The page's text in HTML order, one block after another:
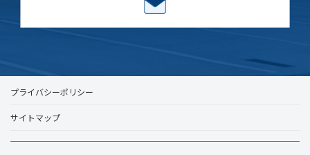
プライバシーポリシー
サイトマップ